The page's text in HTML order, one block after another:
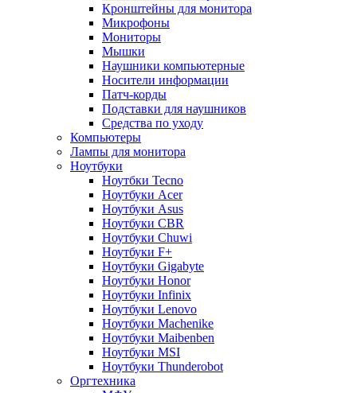
Кронштейны для монитора
Микрофоны
Мониторы
Мышки
Наушники компьютерные
Носители информации
Патч-корды
Подставки для наушников
Средства по уходу
Компьютеры
Лампы для монитора
Ноутбуки
Ноутбки Tecno
Ноутбуки Acer
Ноутбуки Asus
Ноутбуки CBR
Ноутбуки Chuwi
Ноутбуки F+
Ноутбуки Gigabyte
Ноутбуки Honor
Ноутбуки Infinix
Ноутбуки Lenovo
Ноутбуки Machenike
Ноутбуки Maibenben
Ноутбуки MSI
Ноутбуки Thunderobot
Оргтехника